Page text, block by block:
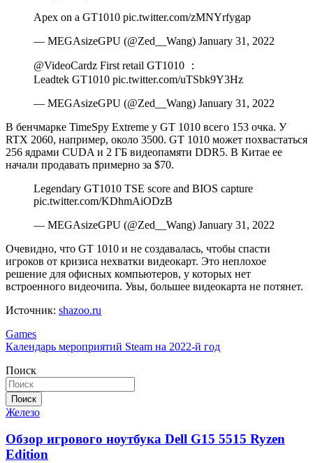
Apex on a GT1010 pic.twitter.com/zMNYrfygap
— MEGAsizeGPU (@Zed__Wang) January 31, 2022
@VideoCardz First retail GT1010 ：
Leadtek GT1010 pic.twitter.com/uTSbk9Y3Hz
— MEGAsizeGPU (@Zed__Wang) January 31, 2022
В бенчмарке TimeSpy Extreme у GT 1010 всего 153 очка. У
RTX 2060, например, около 3500. GT 1010 может похвастаться
256 ядрами CUDA и 2 ГБ видеопамяти DDR5. В Китае ее
начали продавать примерно за $70.
Legendary GT1010 TSE score and BIOS capture
pic.twitter.com/KDhmAiODzB
— MEGAsizeGPU (@Zed__Wang) January 31, 2022
Очевидно, что GT 1010 и не создавалась, чтобы спасти
игроков от кризиса нехватки видеокарт. Это неплохое
решение для офисных компьютеров, у которых нет
встроенного видеочипа. Увы, большее видеокарта не потянет.
Источник: shazoo.ru
Навигация
по
записям
Games
Календарь мероприятий Steam на 2022-й год
Поиск
Поиск
Железо
Обзор игрового ноутбука Dell G15 5515 Ryzen
Edition